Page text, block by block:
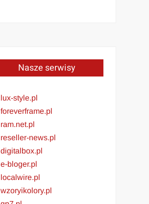
Nasze serwisy
lux-style.pl
foreverframe.pl
ram.net.pl
reseller-news.pl
digitalbox.pl
e-bloger.pl
localwire.pl
wzoryikolory.pl